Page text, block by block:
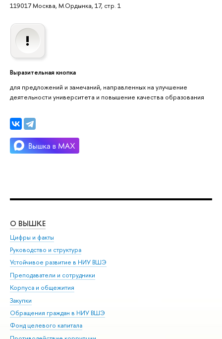
119017 Москва, М.Ордынка, 17, стр. 1
Выразительная кнопка
для предложений и замечаний, направленных на улучшение
деятельности университета и повышение качества образования
О ВЫШКЕ
Цифры и факты
Руководство и структура
Устойчивое развитие в НИУ ВШЭ
Преподаватели и сотрудники
Корпуса и общежития
Закупки
Обращения граждан в НИУ ВШЭ
Фонд целевого капитала